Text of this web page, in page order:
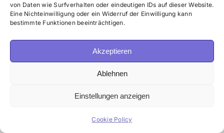
von Daten wie Surfverhalten oder eindeutigen IDs auf dieser Website.
Eine Nichteinwilligung oder ein Widerruf der Einwilligung kann
bestimmte Funktionen beeinträchtigen.
Akzeptieren
Ablehnen
Einstellungen anzeigen
Cookie Policy
Datenschutzerklärung